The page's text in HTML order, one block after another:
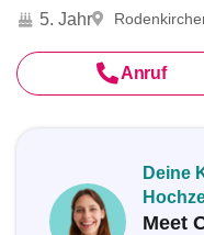
5. Jahr
Anruf
Deine
Meet